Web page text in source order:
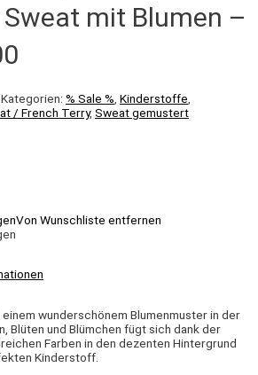
mit Blumen –
Kategorien: % Sale % Kinderstoffe
/ French Terry, Sweat gemustert
Von Wunschliste entfernen
wunderschönem Blumenmuster in der
Blüten und Blümchen fügt sich dank der
Farben in den dezenten Hintergrund
Kinderstoff.